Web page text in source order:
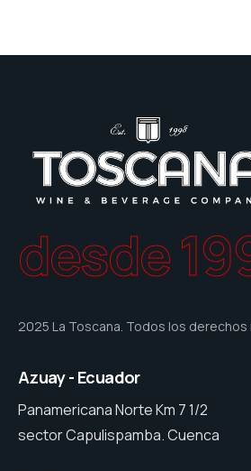
desde
2025 La Toscana. Todos los
Azuay - Ecuador
Panamericana Norte Km 7 1/2
sector Capulispamba. Cuenca